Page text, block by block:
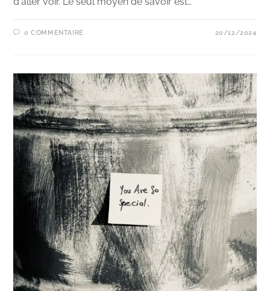
0 COMMENTAIRE 20/12/2024